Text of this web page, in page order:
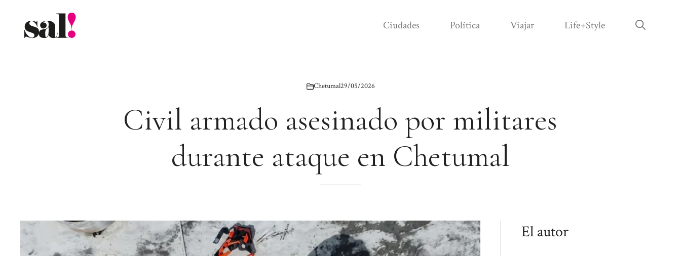
contenido
Ciudades Política Viajar Life+Style
Chetumal29/05/2026
Civil armado asesinado por militares
durante ataque en Chetumal
El autor